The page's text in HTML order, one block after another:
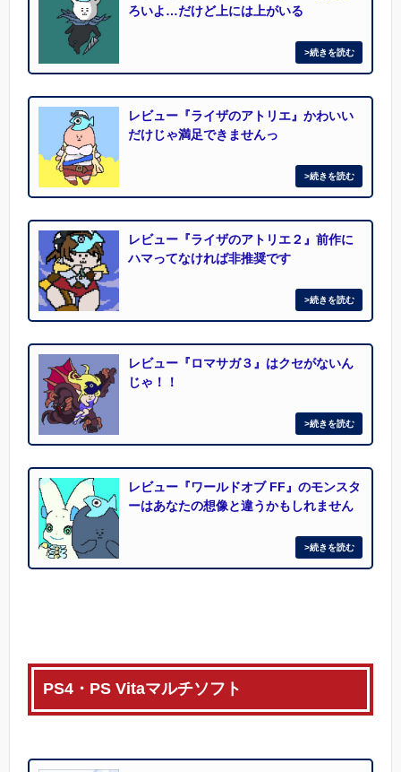
ろいよ…だけど上には上がいる
レビュー『ライザのアトリエ』かわいい
だけじゃ満足できませんっ
レビュー『ライザのアトリエ２』前作に
ハマってなければ非推奨です
レビュー『ロマサガ３』はクセがないん
じゃ！！
レビュー『ワールドオブ FF』のモンスタ
ーはあなたの想像と違うかもしれません
PS4・PS Vitaマルチソフト